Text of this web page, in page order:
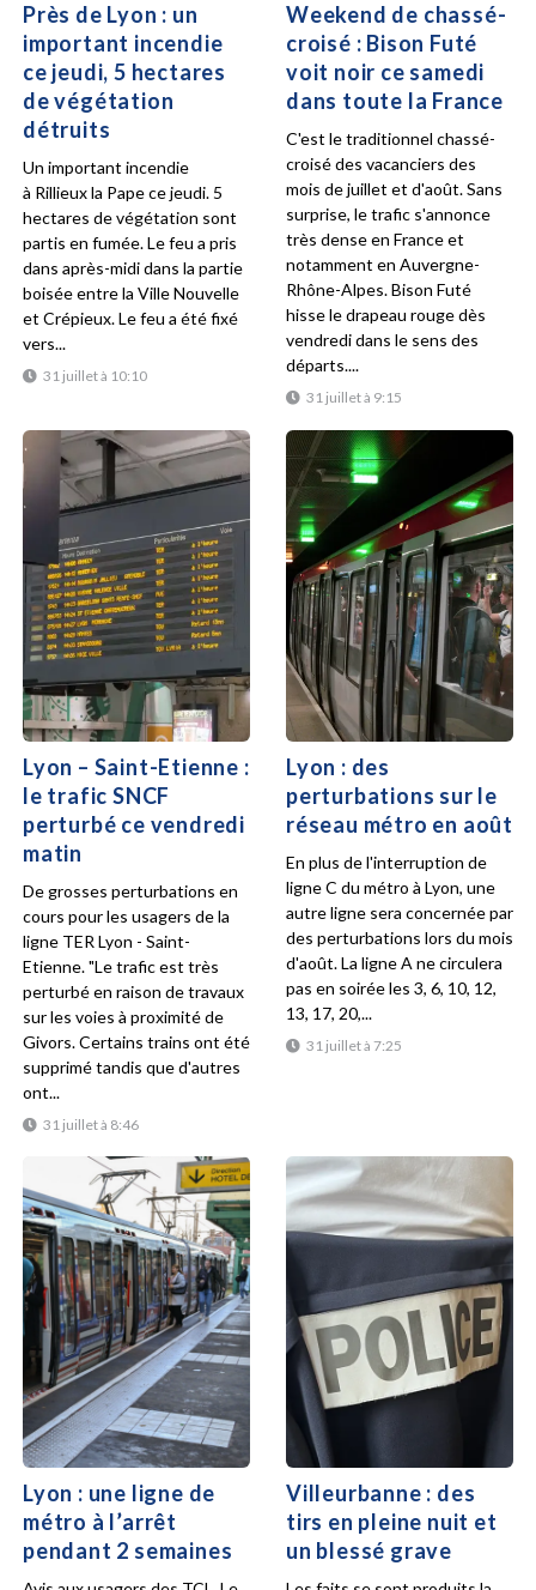
Près de Lyon : un
important incendie
ce jeudi, 5 hectares
de végétation
détruits
31 juillet à 10:10
Un important incendie
à Rillieux la Pape ce jeudi. 5
hectares de végétation sont
partis en fumée. Le feu a pris
dans après-midi dans la partie
boisée entre la Ville Nouvelle
et Crépieux. Le feu a été fixé
vers...
Weekend de chassé-
croisé : Bison Futé
voit noir ce samedi
dans toute la France
31 juillet à 9:15
C'est le traditionnel chassé-
croisé des vacanciers des
mois de juillet et d'août. Sans
surprise, le trafic s'annonce
très dense en France et
notamment en Auvergne-
Rhône-Alpes. Bison Futé
hisse le drapeau rouge dès
vendredi dans le sens des
départs....
Lyon – Saint-Etienne :
le trafic SNCF
perturbé ce vendredi
matin
31 juillet à 8:46
De grosses perturbations en
cours pour les usagers de la
ligne TER Lyon - Saint-
Etienne. "Le trafic est très
perturbé en raison de travaux
sur les voies à proximité de
Givors. Certains trains ont été
supprimé tandis que d'autres
ont...
Lyon : des
perturbations sur le
réseau métro en août
31 juillet à 7:25
En plus de l'interruption de
ligne C du métro à Lyon, une
autre ligne sera concernée par
des perturbations lors du mois
d'août. La ligne A ne circulera
pas en soirée les 3, 6, 10, 12,
13, 17, 20,...
Lyon : une ligne de
métro à l’arrêt
pendant 2 semaines
Villeurbanne : des
tirs en pleine nuit et
un blessé grave